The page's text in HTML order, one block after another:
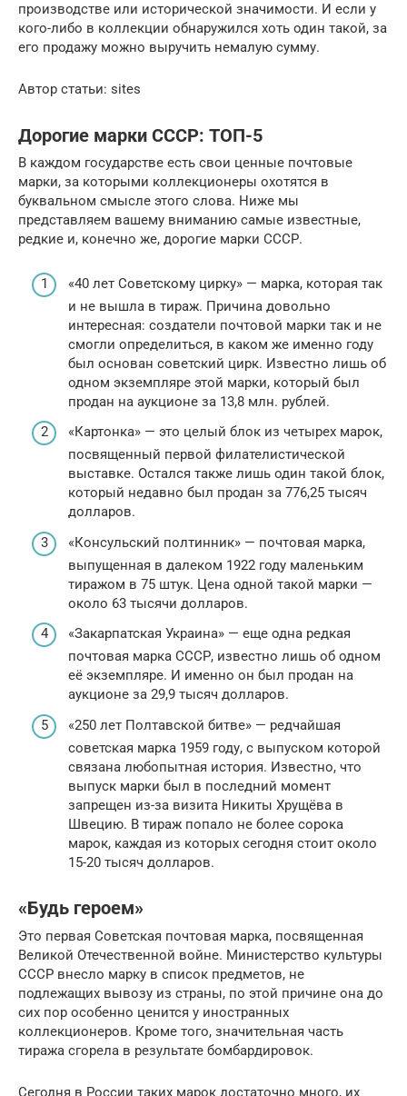
производстве или исторической значимости. И если у
кого-либо в коллекции обнаружился хоть один такой, за
его продажу можно выручить немалую сумму.
Автор статьи: sites
Дорогие марки СССР: ТОП-5
В каждом государстве есть свои ценные почтовые
марки, за которыми коллекционеры охотятся в
буквальном смысле этого слова. Ниже мы
представляем вашему вниманию самые известные,
редкие и, конечно же, дорогие марки СССР.
«40 лет Советскому цирку» — марка, которая так
и не вышла в тираж. Причина довольно
интересная: создатели почтовой марки так и не
смогли определиться, в каком же именно году
был основан советский цирк. Известно лишь об
одном экземпляре этой марки, который был
продан на аукционе за 13,8 млн. рублей.
«Картонка» — это целый блок из четырех марок,
посвященный первой филателистической
выставке. Остался также лишь один такой блок,
который недавно был продан за 776,25 тысяч
долларов.
«Консульский полтинник» — почтовая марка,
выпущенная в далеком 1922 году маленьким
тиражом в 75 штук. Цена одной такой марки —
около 63 тысячи долларов.
«Закарпатская Украина» — еще одна редкая
почтовая марка СССР, известно лишь об одном
её экземпляре. И именно он был продан на
аукционе за 29,9 тысяч долларов.
«250 лет Полтавской битве» — редчайшая
советская марка 1959 году, с выпуском которой
связана любопытная история. Известно, что
выпуск марки был в последний момент
запрещен из-за визита Никиты Хрущёва в
Швецию. В тираж попало не более сорока
марок, каждая из которых сегодня стоит около
15-20 тысяч долларов.
«Будь героем»
Это первая Советская почтовая марка, посвященная
Великой Отечественной войне. Министерство культуры
СССР внесло марку в список предметов, не
подлежащих вывозу из страны, по этой причине она до
сих пор особенно ценится у иностранных
коллекционеров. Кроме того, значительная часть
тиража сгорела в результате бомбардировок.
Сегодня в России таких марок достаточно много, их